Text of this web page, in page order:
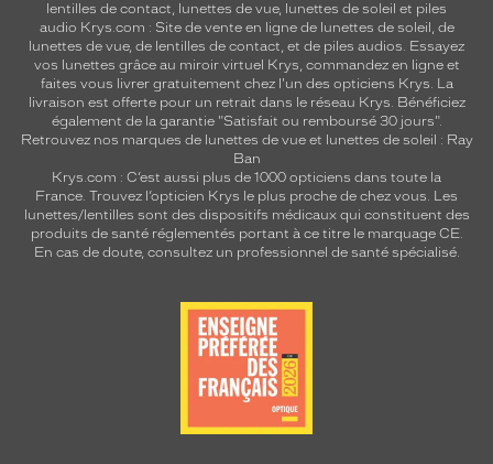
lentilles de contact, lunettes de vue, lunettes de soleil et piles
audio Krys.com : Site de vente en ligne de lunettes de soleil, de
lunettes de vue, de lentilles de contact, et de piles audios. Essayez
vos lunettes grâce au miroir virtuel Krys, commandez en ligne et
faites vous livrer gratuitement chez l'un des opticiens Krys. La
livraison est offerte pour un retrait dans le réseau Krys. Bénéficiez
également de la garantie "Satisfait ou remboursé 30 jours".
Retrouvez nos marques de lunettes de vue et lunettes de soleil : Ray
Ban
Krys.com : C’est aussi plus de 1000 opticiens dans toute la
France. Trouvez l’opticien Krys le plus proche de chez vous. Les
lunettes/lentilles sont des dispositifs médicaux qui constituent des
produits de santé réglementés portant à ce titre le marquage CE.
En cas de doute, consultez un professionnel de santé spécialisé.